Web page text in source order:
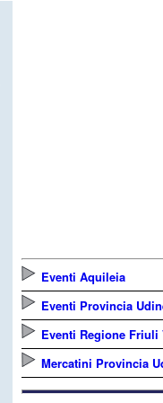
Eventi Aquileia
Eventi Provincia
Eventi Regione Friuli
Mercatini Provincia